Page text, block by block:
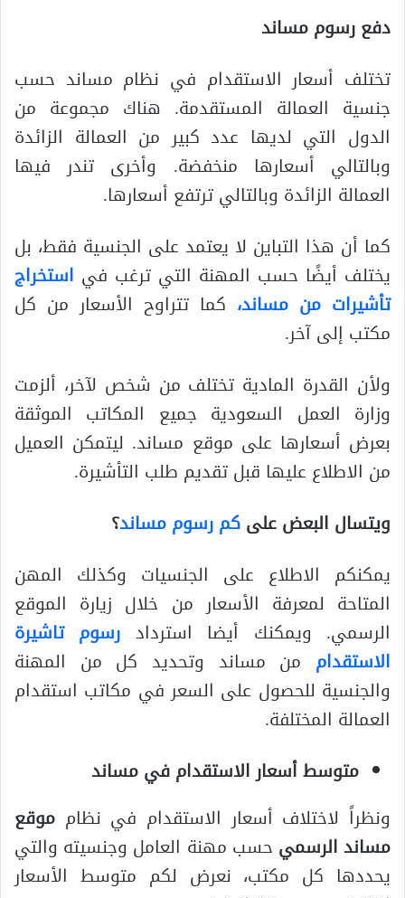
دفع رسوم مساند
تختلف أسعار الاستقدام في نظام مساند حسب
جنسية العمالة المستقدمة. هناك مجموعة من
الدول التي لديها عدد كبير من العمالة الزائدة
وبالتالي أسعارها منخفضة. وأخرى تندر فيها
العمالة الزائدة وبالتالي ترتفع أسعارها.
كما أن هذا التباين لا يعتمد على الجنسية فقط، بل
يختلف أيضًا حسب المهنة التي ترغب في استخراج
تأشيرات من مساند، كما تتراوح الأسعار من كل
مكتب إلى آخر.
ولأن القدرة المادية تختلف من شخص لآخر، ألزمت
وزارة العمل السعودية جميع المكاتب الموثقة
بعرض أسعارها على موقع مساند. ليتمكن العميل
من الاطلاع عليها قبل تقديم طلب التأشيرة.
ويتسال البعض علىكم رسوم مساند؟
يمكنكم الاطلاع على الجنسيات وكذلك المهن
المتاحة لمعرفة الأسعار من خلال زيارة الموقع
الرسمي. ويمكنك أيضا استرداد رسوم تاشيرة
الاستقدام من مساند وتحديد كل من المهنة
والجنسية للحصول على السعر في مكاتب استقدام
العمالة المختلفة.
متوسط أسعار الاستقدام في مساند
ونظراً لاختلاف أسعار الاستقدام في نظام موقع
مساند الرسمي حسب مهنة العامل وجنسيته والتي
يحددها كل مكتب، نعرض لكم متوسط الأسعار